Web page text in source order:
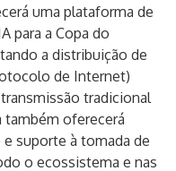
uma plataforma de
para a Copa do
a distribuição de
de Internet)
tradicional
oferecerá
suporte à tomada de
o ecossistema e nas